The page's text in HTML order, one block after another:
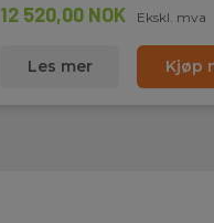
12 520,00 NOK Ekskl. mva
Les mer Kjøp